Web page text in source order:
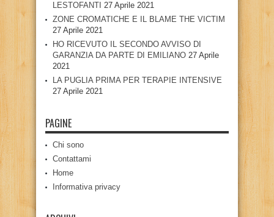
LESTOFANTI 27 Aprile 2021
ZONE CROMATICHE E IL BLAME THE VICTIM
27 Aprile 2021
HO RICEVUTO IL SECONDO AVVISO DI
GARANZIA DA PARTE DI EMILIANO 27 Aprile
2021
LA PUGLIA PRIMA PER TERAPIE INTENSIVE
27 Aprile 2021
PAGINE
Chi sono
Contattami
Home
Informativa privacy